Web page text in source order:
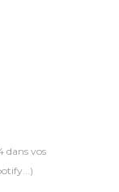
dans vos